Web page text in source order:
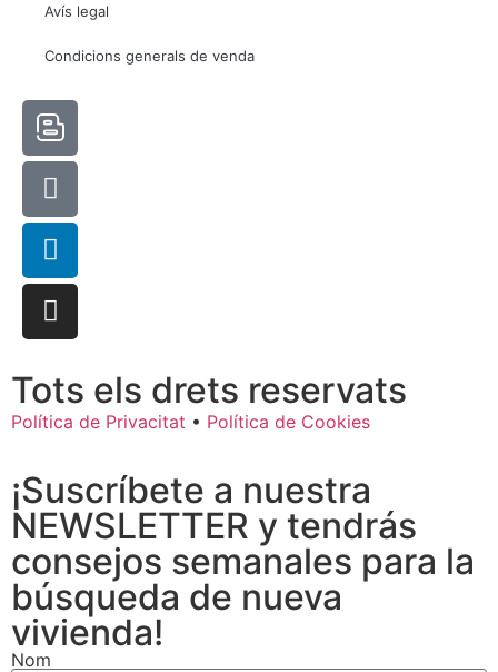
Avís legal
Condicions generals de venda
Tots els drets reservats
Política de Privacitat • Política de Cookies
¡Suscríbete a nuestra
NEWSLETTER y tendrás
consejos semanales para la
búsqueda de nueva
vivienda!
Nom